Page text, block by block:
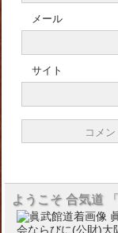
メール
サイト
ようこそ 合気道
会ならびに(公財)大